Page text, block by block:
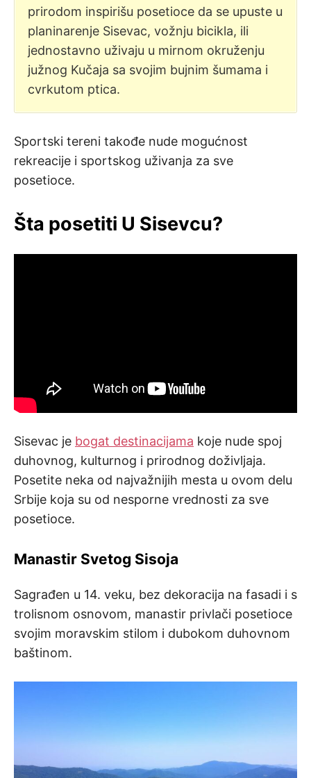
prirodom inspirišu posetioce da se upuste u
planinarenje Sisevac, vožnju bicikla, ili
jednostavno uživaju u mirnom okruženju
južnog Kučaja sa svojim bujnim šumama i
cvrkutom ptica.
Sportski tereni takođe nude mogućnost
rekreacije i sportskog uživanja za sve
posetioce.
Šta posetiti U Sisevcu?
Sisevac je bogat destinacijama koje nude spoj
duhovnog, kulturnog i prirodnog doživljaja.
Posetite neka od najvažnijih mesta u ovom delu
Srbije koja su od nesporne vrednosti za sve
posetioce.
Manastir Svetog Sisoja
Sagrađen u 14. veku, bez dekoracija na fasadi i s
trolisnom osnovom, manastir privlači posetioce
svojim moravskim stilom i dubokom duhovnom
baštinom.